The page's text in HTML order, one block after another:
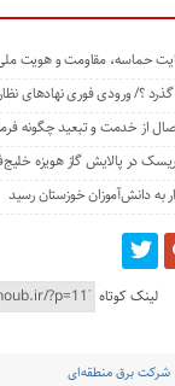
حماسه، مقاومت و هویت
؟/ ورودی فوری نهادهای
از خدمت و تبعید چگونه
در پالایش گاز هویزه
لینک کوتاه
شرکت برق منطقه‌ای